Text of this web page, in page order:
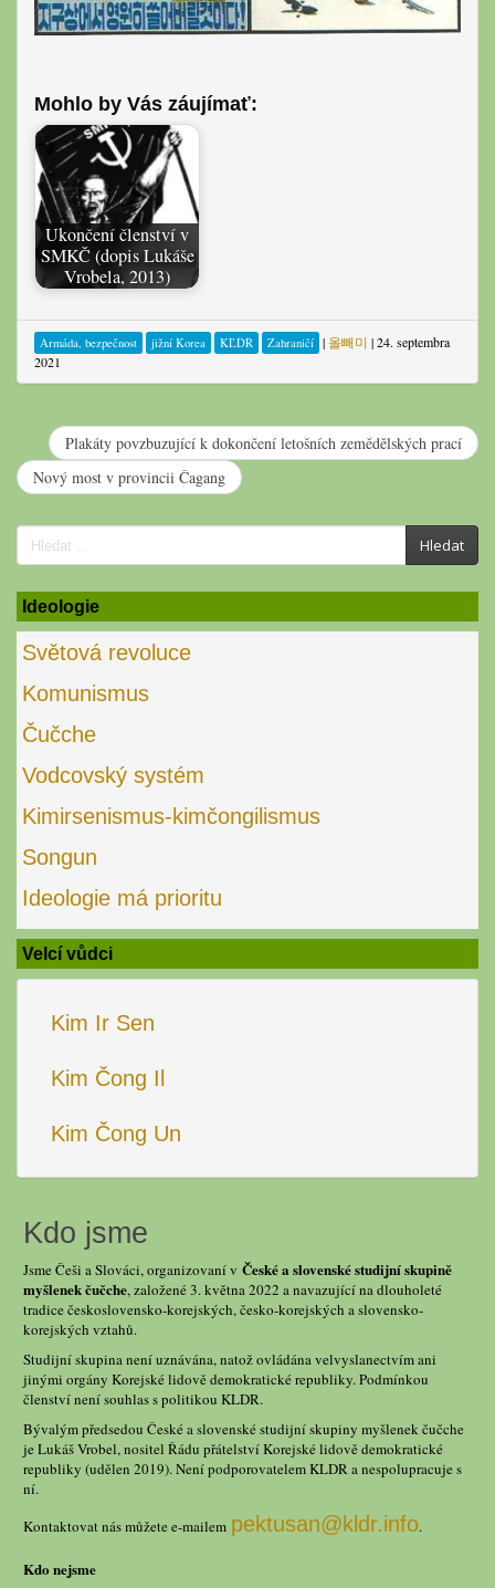
Mohlo by Vás záujímať:
Ukončení členství v
SMKČ (dopis Lukáše
Vrobela, 2013)
Armáda, bezpečnost jižní Korea KĽDR Zahraničí | 올빼미 |24. septembra
2021
Plakáty povzbuzující k dokončení letošních zemědělských prací
Nový most v provincii Čagang
Search
for:
Hledat
Ideologie
Světová revoluce
Komunismus
Čučche
Vodcovský systém
Kimirsenismus-kimčongilismus
Songun
Ideologie má prioritu
Velcí vůdci
Kim Ir Sen
Kim Čong Il
Kim Čong Un
Kdo jsme
Jsme Češi a Slováci, organizovaní v České a slovenské studijní skupině
myšlenek čučche, založené 3. května 2022 a navazující na dlouholeté
tradice československo-korejských, česko-korejských a slovensko-
korejských vztahů.
Studijní skupina není uznávána, natož ovládána velvyslanectvím ani
jinými orgány Korejské lidově demokratické republiky. Podmínkou
členství není souhlas s politikou KLDR.
Bývalým předsedou České a slovenské studijní skupiny myšlenek čučche
je Lukáš Vrobel, nositel Řádu přátelství Korejské lidově demokratické
republiky (udělen 2019). Není podporovatelem KLDR a nespolupracuje s
ní.
Kontaktovat nás můžete e-mailem pektusan@kldr.info.
Kdo nejsme